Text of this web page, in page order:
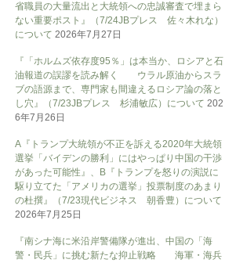
省職員の大量流出と大統領への忠誠審査で埋まら
ない重要ポスト』（7/24JBプレス 佐々木れな）
について 2026年7月27日
『「ホルムズ依存度95％」は本当か、ロシアと石
油報道の誤謬を読み解く ウラル原油からスラ
ブの語源まで、専門家も間違えるロシア論の落と
し穴』（7/23JBプレス 杉浦敏広）について 202
6年7月26日
A『トランプ大統領が不正を訴える2020年大統領
選挙「バイデンの勝利」にはやっぱり中国の干渉
があった可能性』、B『トランプを怒りの演説に
駆り立てた「アメリカの選挙」投票制度のあまり
の杜撰』（7/23現代ビジネス 朝香豊）について
2026年7月25日
『南シナ海に米沿岸警備隊が進出、中国の「海
警・民兵」に挑む新たな抑止戦略 海軍・海兵